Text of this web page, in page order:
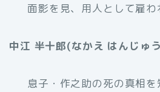
面影を見、用人として雇わ
中江 半十郎(なかえ はんじゅ
息子・作之助の死の真相